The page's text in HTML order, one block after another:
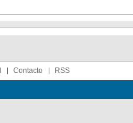
Contacto RSS